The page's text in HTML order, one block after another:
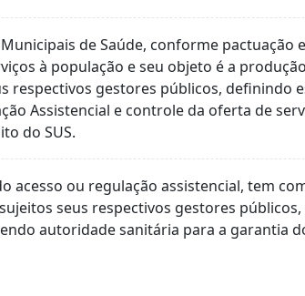
de Saúde, conforme
à população e seu objeto é a
gestores públicos, definindo
Assistencial e controle da oferta de
do SUS.
acesso ou regulação assistencial, tem
seus respectivos gestores
autoridade sanitária para a garantia